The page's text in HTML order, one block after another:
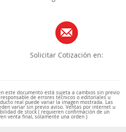
Solicitar Cotización en:
este documento está sujeta a cambios sin previo
responsable de errores técnicos o editoriales u
real puede variar la imagen mostrada. Las
variar sin previo aviso. Ventas por internet u
de stock ( requieren confirmación de un
venta final, solamente una orden )